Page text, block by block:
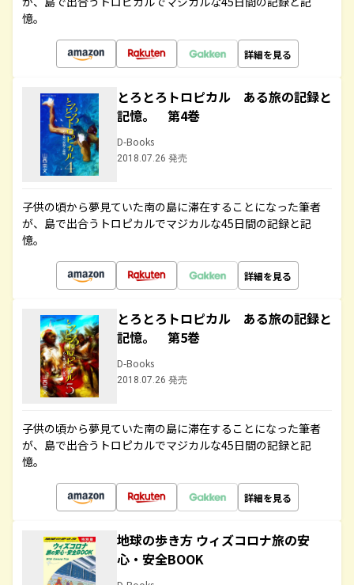
憶。
詳細を見る
とろとろトロピカル ある旅の記録と
記憶。 第4巻
D-Books
2018.07.26 発売
子供の頃から夢見ていた南の島に滞在することになった筆者
が、島で出合うトロピカルでマジカルな45日間の記録と記
憶。
詳細を見る
とろとろトロピカル ある旅の記録と
記憶。 第5巻
D-Books
2018.07.26 発売
子供の頃から夢見ていた南の島に滞在することになった筆者
が、島で出合うトロピカルでマジカルな45日間の記録と記
憶。
詳細を見る
地球の歩き方 ウィズコロナ旅の安
心・安全BOOK